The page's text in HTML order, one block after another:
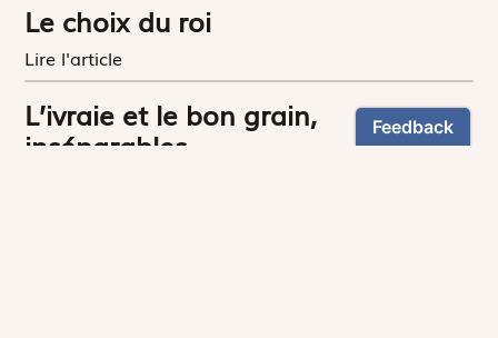
Le choix du roi
Lire l'article
L’ivraie et le bon grain,
inséparables